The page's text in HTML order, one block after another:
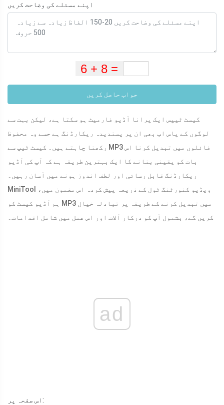
اپنے مسئلے کی وضاحت کریں
جواب حاصل کریں
کیسٹ ٹیپس ایک پرانا آڈیو فارمیٹ ہو سکتا ہے، لیکن بہت سے
لوگوں کے پاس اب بھی ان پر پسندیدہ ریکارڈنگ ہے جسے وہ محفوظ
رکھنا چاہتے ہیں۔ کیسٹ ٹیپ سے MP3 فائلوں میں تبدیل کرنا اس
بات کو یقینی بنانے کا ایک بہترین طریقہ ہے کہ آپ کی آڈیو
ریکارڈنگ قابل رسائی اور لطف اندوز ہونے میں آسان رہیں۔
MiniTool ویڈیو کنورٹنگ ٹول کے ذریعہ پیش کردہ اس مضمون میں،
ہم آڈیو کیسٹ کو MP3 میں تبدیل کرنے کے طریقہ پر تبادلہ خیال
کریں گے، بشمول آپ کو درکار آلات اور اس عمل میں شامل اقدامات۔
ad
اس صفحہ پر: